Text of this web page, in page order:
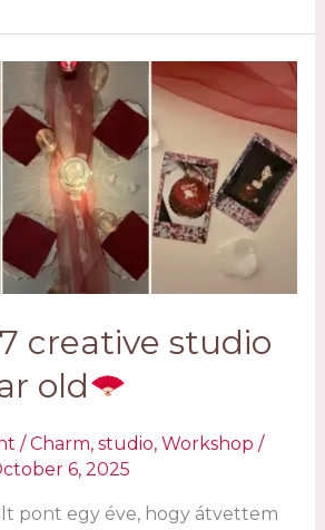
creative studio
old
/Charm, studio, Workshop /
6, 2025
pont egy éve, hogy átvettem